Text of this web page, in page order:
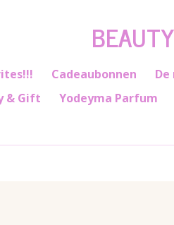
Cadeaubonnen
& Gift Yodeyma Parfum